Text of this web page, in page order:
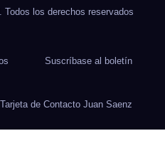
los derechos reservados
Suscríbase al boletín
Tarjeta de Contacto Juan Saenz